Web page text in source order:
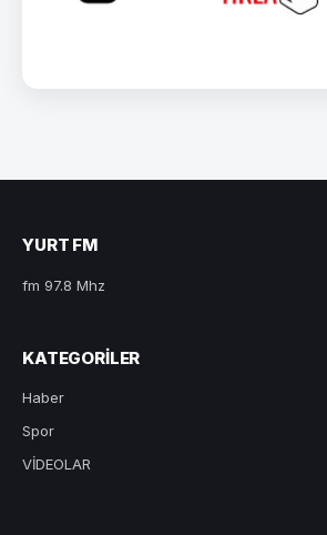
YURT FM
fm 97.8 Mhz
KATEGORILER
Haber
Spor
VİDEOLAR